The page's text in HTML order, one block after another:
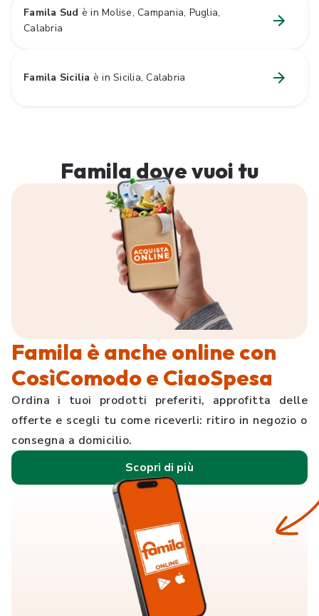
Famila Sud è in Molise, Campania, Puglia,
Calabria
Famila Sicilia è in Sicilia, Calabria
Famila dovevuoi tu
Famila è anche online con
CosìComodo e CiaoSpesa
Ordina i tuoi prodotti preferiti, approfitta delle
offerte e scegli tu come riceverli: ritiro in negozio o
consegna a domicilio.
Scopri di più